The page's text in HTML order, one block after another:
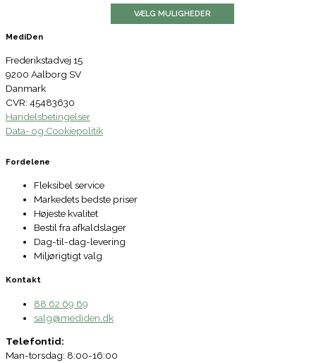
VÆLG MULIGHEDER
MediDen
Frederikstadvej 15
9200 Aalborg SV
Danmark
CVR: 45483630
Handelsbetingelser
Data- og Cookiepolitik
Fordelene
Fleksibel service
Markedets bedste priser
Højeste kvalitet
Bestil fra afkaldslager
Dag-til-dag-levering
Miljørigtigt valg
Kontakt
88 62 69 69
salg@mediden.dk
Telefontid:
Man-torsdag: 8:00-16:00